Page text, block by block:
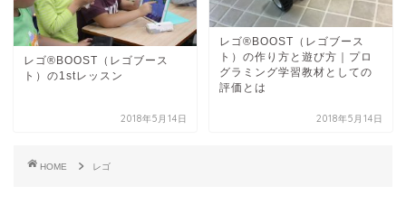
レゴ®BOOST（レゴブース
ト）の1stレッスン
2018年5月14日
レゴ®BOOST（レゴブース
ト）の作り方と遊び方｜プロ
グラミング学習教材としての
評価とは
2018年5月14日
HOME レゴ